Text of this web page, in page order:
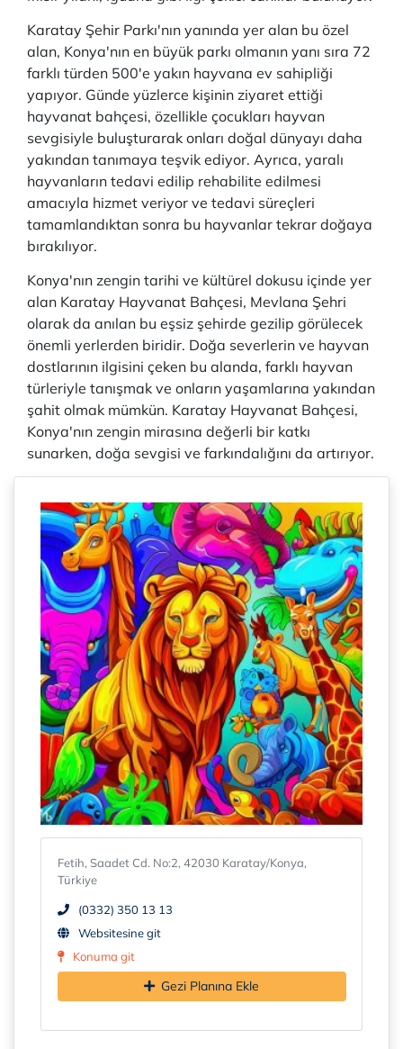
Karatay Şehir Parkı'nın yanında yer alan bu özel
alan, Konya'nın en büyük parkı olmanın yanı sıra 72
farklı türden 500'e yakın hayvana ev sahipliği
yapıyor. Günde yüzlerce kişinin ziyaret ettiği
hayvanat bahçesi, özellikle çocukları hayvan
sevgisiyle buluşturarak onları doğal dünyayı daha
yakından tanımaya teşvik ediyor. Ayrıca, yaralı
hayvanların tedavi edilip rehabilite edilmesi
amacıyla hizmet veriyor ve tedavi süreçleri
tamamlandıktan sonra bu hayvanlar tekrar doğaya
bırakılıyor.
Konya'nın zengin tarihi ve kültürel dokusu içinde yer
alan Karatay Hayvanat Bahçesi, Mevlana Şehri
olarak da anılan bu eşsiz şehirde gezilip görülecek
önemli yerlerden biridir. Doğa severlerin ve hayvan
dostlarının ilgisini çeken bu alanda, farklı hayvan
türleriyle tanışmak ve onların yaşamlarına yakından
şahit olmak mümkün. Karatay Hayvanat Bahçesi,
Konya'nın zengin mirasına değerli bir katkı
sunarken, doğa sevgisi ve farkındalığını da artırıyor.
Fetih, Saadet Cd. No:2, 42030 Karatay/Konya,
Türkiye
(0332) 350 13 13
Websitesine git
Konuma git
Gezi Planına Ekle